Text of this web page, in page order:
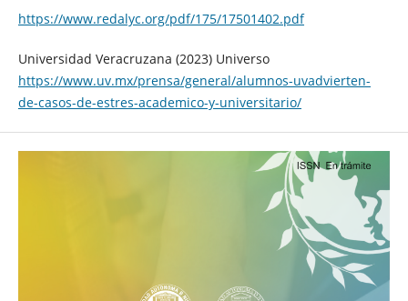
https://www.redalyc.org/pdf/175/17501402.pdf
Universidad Veracruzana (2023) Universo
https://www.uv.mx/prensa/general/alumnos-uvadvierten-
de-casos-de-estres-academico-y-universitario/